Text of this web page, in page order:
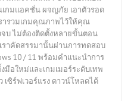
กมแอคชั่น ผจญภัย เอาตัวรอด
ารวมเกมคุณภาพไว้ให้คุณ
จบ ไม่ต้องติดตั้งหลายขั้นตอน
าคัดสรรมานั้นผ่านการทดสอบ
10 / 11 พร้อมคำแนะนำการ
มือใหม่และเกมเมอร์ระดับเทพ
ซิร์ฟเวอร์แรง ดาวน์โหลดได้